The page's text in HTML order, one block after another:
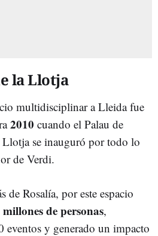
la Llotja
multidisciplinar a Lleida fue
2010 cuando el Palau de
Llotja se inauguró por todo lo
de Verdi.
de Rosalía, por este espacio
millones de personas,
eventos y generado un impacto